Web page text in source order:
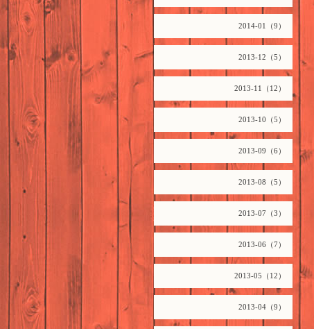
2014-01（9）
2013-12（5）
2013-11（12）
2013-10（5）
2013-09（6）
2013-08（5）
2013-07（3）
2013-06（7）
2013-05（12）
2013-04（9）